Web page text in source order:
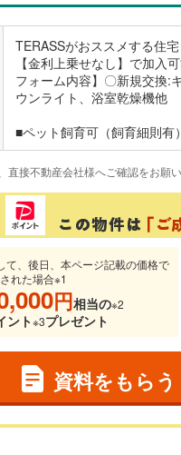
TERASSがおススメする住
【金利上乗せなし】で加入
フォーム内容】〇新規交換:
ウンライト、浴室乾
■ペット飼育可（飼育細則有）
接不動産会社様へご確認をお願い
て、後日、本ページ記載の価格で
れた場合※1
円相当の※2
ント※3プレゼント
資料をもらう